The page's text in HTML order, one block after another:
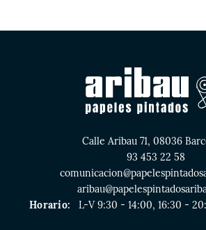
Calle Aribau 71, 08036
93 453 22 58
Horario:
L-V 9:30 - 14:00, 16:30 -